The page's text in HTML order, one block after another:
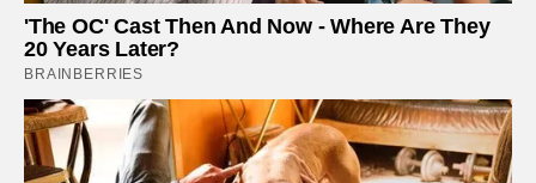
'The OC' Cast Then And Now - Where Are They
20 Years Later?
BRAINBERRIES